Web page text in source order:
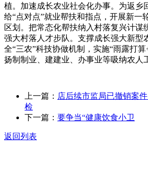
植。加速成长农业社会化办事。为返乡
给“点对点”就业帮扶和指点，开展新一
区划。把常态化帮扶纳入村落复兴计谋
强大村落人才步队。支撑成长强大新型
全“三农”科技协做机制，实施“雨露打
扬制制业、建建业、办事业等吸纳农人
上一篇： 店后续市监局已撤销案
检
下一篇： 要争当“健康饮食小卫
返回列表